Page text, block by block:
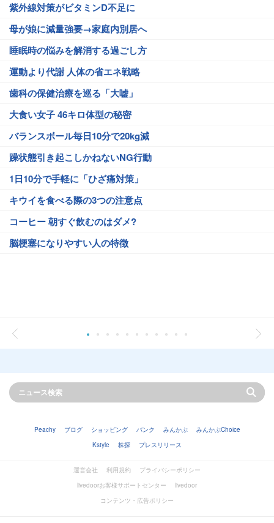
紫外線対策がビタミンD不足に
母が娘に減量強要→家庭内別居へ
睡眠時の悩みを解消する過ごし方
運動より代謝 人体の省エネ戦略
歯科の保健治療を巡る「大嘘」
大食い女子 46キロ体型の秘密
バランスボール毎日10分で20kg減
躁状態引き起こしかねないNG行動
1日10分で手軽に「ひざ痛対策」
キウイを食べる際の3つの注意点
コーヒー 朝すぐ飲むのはダメ?
脳梗塞になりやすい人の特徴
Peachy ブログ ショッピング バンク みんかぶ
みんかぶChoice
Kstyle
株探 プレスリリース
運営会社 利用規約
プライバシーポリシー
livedoorお客様サポートセンター
livedoor
コンテンツ・広告ポリシー